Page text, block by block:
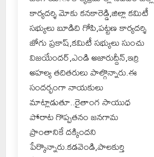
కార్యదర్శి మోకు కనకారెడ్డి,జిల్లా కమిటీ
సభ్యులు బూడిది గోపి,పట్టణ కార్యదర్శి
జోగు ప్రకాష్,కమిటీ సభ్యులు సుంచు
విజయేందర్,ఎండి అజారుద్దీన్,ఇర్రి
అహల్య తదితరులు పాల్గొన్నారు.ఈ
సందర్భంగా నాయకులు
మాట్లాడుతూ..రైతాంగ సాయుధ
పోరాట గొప్పతనం జనగామ
ప్రాంతానికే దక్కిందని
పేర్కొన్నారు.కడవెండి,పాలకుర్తి